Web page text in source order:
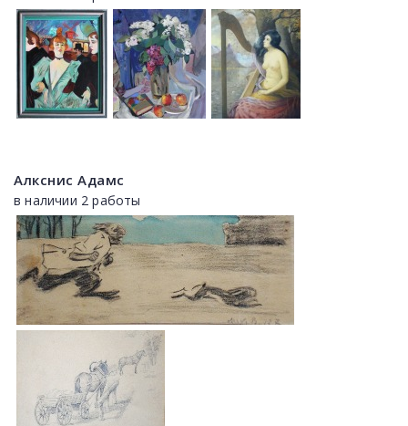
Алкснис Адамс
в наличии 2 работы